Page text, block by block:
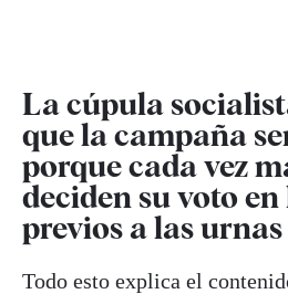
La cúpula
que la campaña
porque cada vez
deciden su voto en
previos a las urnas
Todo esto explica el